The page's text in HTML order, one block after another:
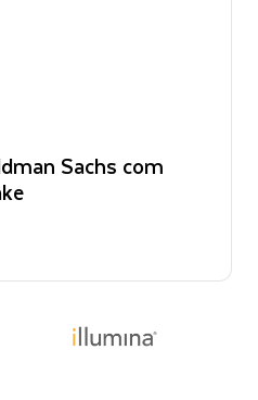
Sachs com